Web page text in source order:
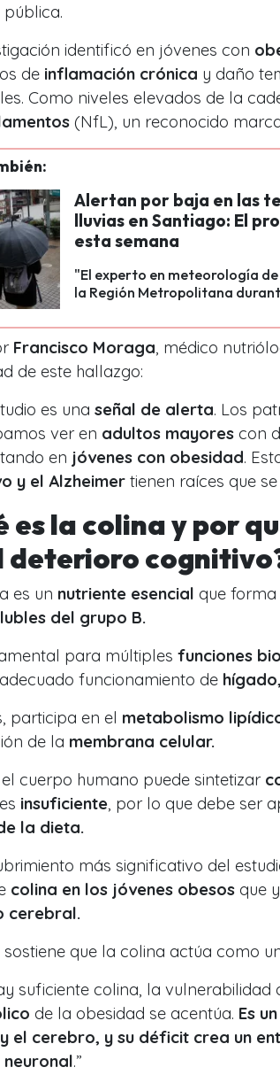
identificó en jóvenes con
de inflamación crónica y daño
Como niveles elevados de la
(NfL), un reconocido
Alertan por baja en las
lluvias en Santiago: El
esta semana
"El experto en meteorología
la Región Metropolitana
Francisco Moraga , médico
de este hallazgo:
es una señal de alerta. Los
ver en adultos mayores con
en jóvenes con obesidad.
y el Alzheimer tienen raíces que
es la colina y por
deterioro
es un nutriente esencial que
del grupo B.
para múltiples funciones
funcionamiento de
participa en el metabolismo
de la membrana celular.
cuerpo humano puede sintetizar
insuficiente , por lo que debe ser
la dieta.
más significativo del
colina en los jóvenes obesos que
cerebral.
que la colina actúa como
suficiente colina, la vulnerabilidad
de la obesidad se acentúa. Es
el cerebro, y su déficit crea un
.”